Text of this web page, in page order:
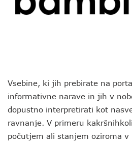
Vsebine, ki jih prebirate na
informativne narave in jih v
dopustno interpretirati kot
ravnanje. V primeru
počutjem ali stanjem oziroma